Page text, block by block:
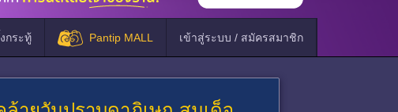
กระทู้ Pantip MALL เข้าสู่ระบบ / สมัครสมาชิก